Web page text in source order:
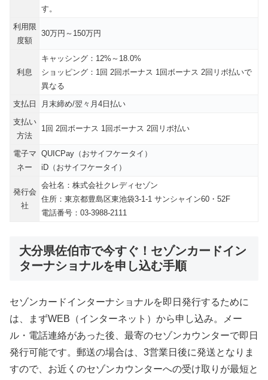
す。
利用限
度額
30万円～150万円
利息
キャッシング：12%～18.0%
ショッピング：1回 2回ボーナス 1回ボーナス 2回リボ払いで
異なる
支払日
月末締め/翌々月4日払い
支払い
方法
1回 2回ボーナス 1回ボーナス 2回リボ払い
電子マ
ネー
QUICPay（おサイフケータイ）
iD（おサイフケータイ）
発行会
社
会社名：株式会社クレディセゾン
住所：東京都豊島区東池袋3-1-1 サンシャイン60・52F
電話番号：03-3988-2111
大分県佐伯市で今すぐ！セゾンカードイン
ターナショナルを申し込む手順
セゾンカードインターナショナルを即日発行するために
は、まずWEB（インターネット）から申し込み。メー
ル・電話連絡があった後、最寄のセゾンカウンターで即日
発行可能です。郵送の場合は、3営業日後に発送となりま
すので、お近くのセゾンカウンターへの受け取りが最短と